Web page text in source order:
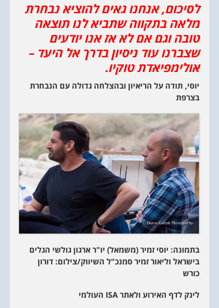
לסיכום, אנחנו גאים להוציא נבחרת
מלאה בתקווה שתביא לנו תוצאה
טובה וגם אם לא אז אנו יודעים
שצברנו עוד ניסיון בדרך אל היעד –
אולימפיאדת טוקיו.
יוסי, תודה על הריאיון ובהצלחה גדולה עם הנבחרת
בצרפת
בתמונה: יוסי זמיר (משמאל) יו"ר ארגון גולשי הגלים
בישראל וליאור זמיר סמנכ"ל השיווק/צילום: דורון
כורש
לינק לדף האירוע ולאתרISA העולמי